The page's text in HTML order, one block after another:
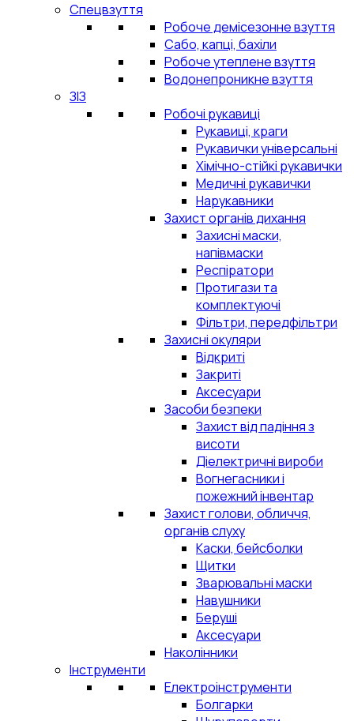
Спецвзуття
Робоче демісезонне взуття
Сабо, капці, бахіли
Робоче утеплене взуття
Водонепроникне взуття
ЗІЗ
Робочі рукавиці
Рукавиці, краги
Рукавички універсальні
Хімічно-стійкі рукавички
Медичні рукавички
Нарукавники
Захист органів дихання
Захисні маски,
напівмаски
Респіратори
Протигази та
комплектуючі
Фільтри, передфільтри
Захисні окуляри
Відкриті
Закриті
Аксесуари
Засоби безпеки
Захист від падіння з
висоти
Діелектричні вироби
Вогнегасники і
пожежний інвентар
Захист голови, обличчя,
органів слуху
Каски, бейсболки
Щитки
Зварювальні маски
Навушники
Беруші
Аксесуари
Наколінники
Інструменти
Електроінструменти
Болгарки